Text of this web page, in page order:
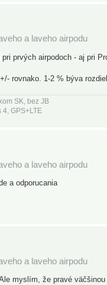
a laveho airpodu
prvých airpodoch - aj pri
rovnako. 1-2 % býva
SK, bez JB
4, GPS+LTE
a laveho airpodu
a odporucania
a laveho airpodu
myslím, že pravé